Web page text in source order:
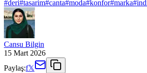
#deri#tasarim#canta#moda#konfor#marka#
Cansu Bilgin
15 Mart 2026
Paylaş:f𝕏